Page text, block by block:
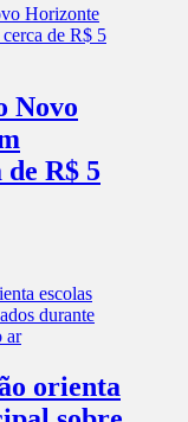
Novo
R$ 5
orienta